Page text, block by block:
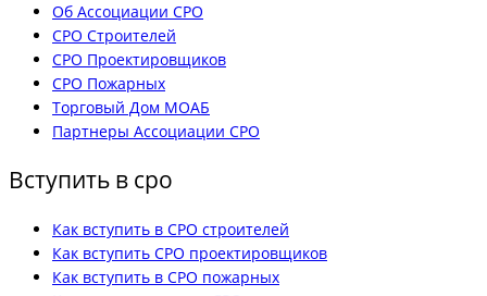
Об Ассоциации СРО
СРО Строителей
СРО Проектировщиков
СРО Пожарных
Торговый Дом МОАБ
Партнеры Ассоциации СРО
Вступить в сро
Как вступить в СРО строителей
Как вступить СРО проектировщиков
Как вступить в СРО пожарных